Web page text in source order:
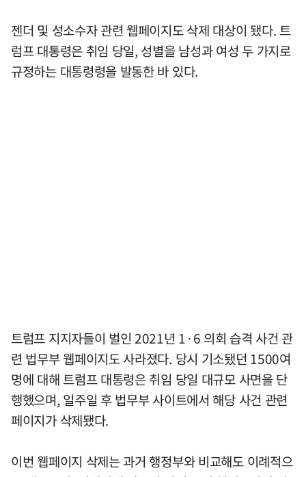
젠더 및 성소수자 관련 웹페이지도 삭제 대상이 됐다. 트
럼프 대통령은 취임 당일, 성별을 남성과 여성 두 가지로
규정하는 대통령령을 발동한 바 있다.
트럼프 지지자들이 벌인 2021년 1·6 의회 습격 사건 관
련 법무부 웹페이지도 사라졌다. 당시 기소됐던 1500여
명에 대해 트럼프 대통령은 취임 당일 대규모 사면을 단
행했으며, 일주일 후 법무부 사이트에서 해당 사건 관련
페이지가 삭제됐다.
이번 웹페이지 삭제는 과거 행정부와 비교해도 이례적으